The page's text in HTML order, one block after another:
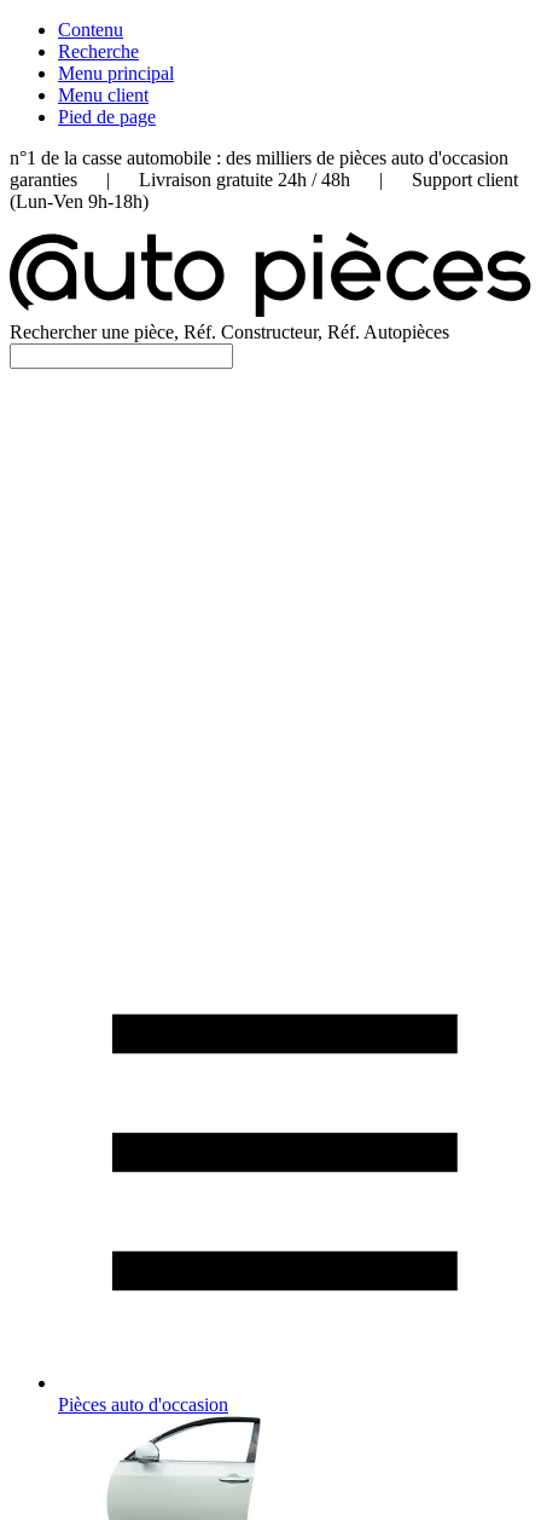
Contenu
Recherche
Menu principal
Menu client
Pied de page
n°1 de la casse automobile : des milliers de pièces auto d'occasion
garanties | Livraison gratuite 24h / 48h | Support client
(Lun-Ven 9h-18h)
Rechercher une pièce, Réf. Constructeur, Réf. Autopièces
Pièces auto d'occasion